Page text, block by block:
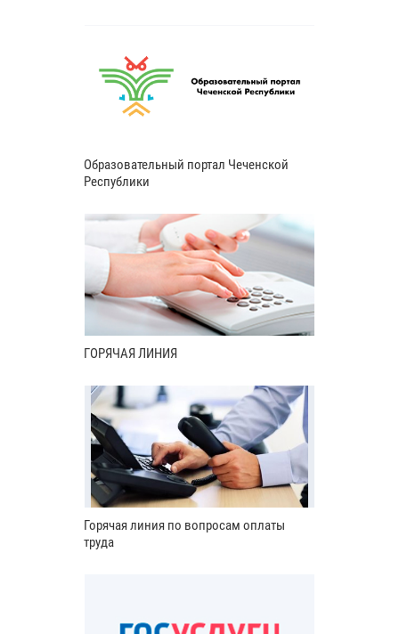
Образовательный портал Чеченской
Республики
ГОРЯЧАЯ ЛИНИЯ
Горячая линия по вопросам оплаты
труда